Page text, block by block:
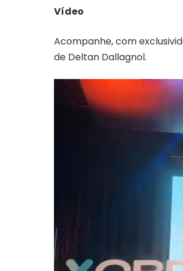
Vídeo
Acompanhe, com
de Deltan Dallagnol.